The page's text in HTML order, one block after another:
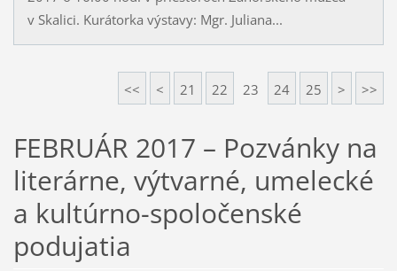
v Skalici. Kurátorka výstavy: Mgr. Juliana...
<< < 21 22 23 24 25 > >>
FEBRUÁR 2017 – Pozvánky na
literárne, výtvarné, umelecké
a kultúrno-spoločenské
podujatia